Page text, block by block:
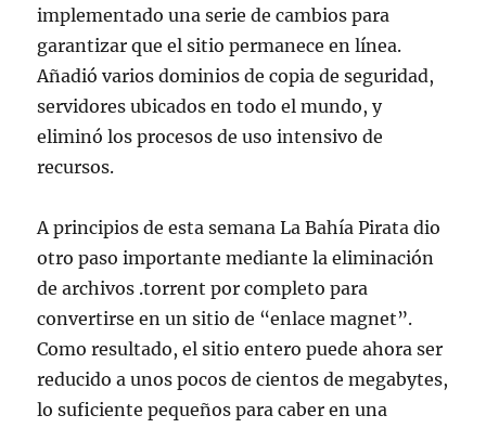
implementado una serie de cambios para
garantizar que el sitio permanece en línea.
Añadió varios dominios de copia de seguridad,
servidores ubicados en todo el mundo, y
eliminó los procesos de uso intensivo de
recursos.
A principios de esta semana La Bahía Pirata dio
otro paso importante mediante la eliminación
de archivos .torrent por completo para
convertirse en un sitio de “enlace magnet”.
Como resultado, el sitio entero puede ahora ser
reducido a unos pocos de cientos de megabytes,
lo suficiente pequeños para caber en una